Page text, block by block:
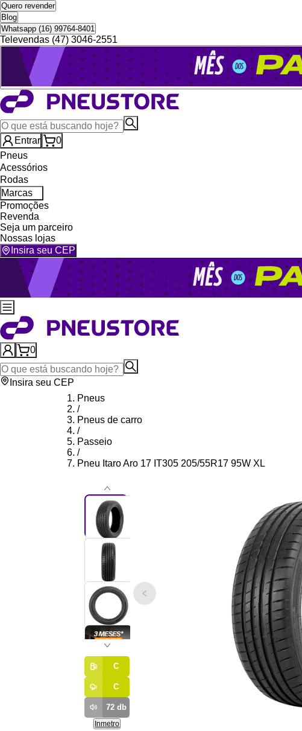
Quero revender
Blog
Whatsapp (16) 99764-8401
Televendas (47) 3046-2551
Entrar
0
Pneus
Acessórios
Rodas
Marcas
Promoções
Revenda
Seja um parceiro
Nossas lojas
Insira seu CEP
0
Insira seu CEP
Pneus
/
Pneus de carro
/
Passeio
/
Pneu Itaro Aro 17 IT305 205/55R17 95W XL
C
C
72db
Inmetro